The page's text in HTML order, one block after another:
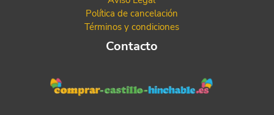
Política de cancelación
Términos y condiciones
Contacto